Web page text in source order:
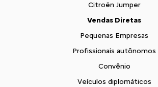
Citroën Jumper
Vendas Diretas
Pequenas Empresas
Profissionais autônomos
Convênio
Veículos diplomáticos